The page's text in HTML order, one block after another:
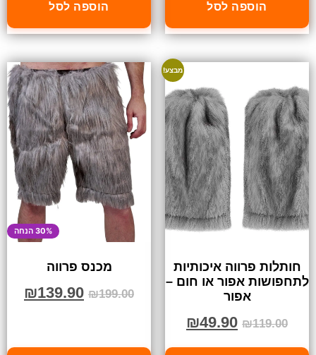
הוספה לסל הוספה לסל
מבצע!
חותלות פרווה איכותיות
לתחפושות אפור או חום –
אפור
₪119.00
₪49.90
30% הנחה
מכנס פרווה
₪199.00
₪139.90